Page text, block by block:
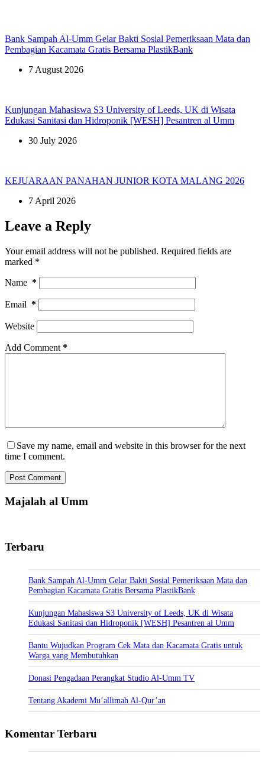
Bank Sampah Al-Umm Gelar Bakti Sosial Pemeriksaan Mata dan
Pembagian Kacamata Gratis Bersama PlastikBank
7 August 2026
Kunjungan Mahasiswa S3 University of Leeds, UK di Wisata
Edukasi Sanitasi dan Hidroponik [WESH] Pesantren al Umm
30 July 2026
KEJUARAAN PANAHAN JUNIOR KOTA MALANG 2026
7 April 2026
Leave a Reply
Your email address will not be published. Required fields are
marked *
Name *
Email *
Website
Add Comment *
Save my name, email and website in this browser for the next
time I comment.
Post Comment
Majalah al Umm
Terbaru
Bank Sampah Al-Umm Gelar Bakti Sosial Pemeriksaan Mata dan
Pembagian Kacamata Gratis Bersama PlastikBank
Kunjungan Mahasiswa S3 University of Leeds, UK di Wisata
Edukasi Sanitasi dan Hidroponik [WESH] Pesantren al Umm
Bantu Wujudkan Program Cek Mata dan Kacamata Gratis untuk
Warga yang Membutuhkan
Donasi Pengadaan Perangkat Studio Al-Umm TV
Tentang Akademi Mu’allimah Al-Qur’an
Komentar Terbaru